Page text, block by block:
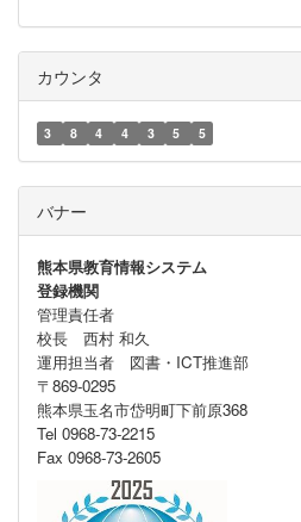
カウンタ
3 8 4 4 3 5 5
バナー
熊本県教育情報システム
登録機関
管理責任者
校長 西村 和久
運用担当者 図書・ICT推進部
〒869-0295
熊本県玉名市岱明町下前原368
Tel 0968-73-2215
Fax 0968-73-2605